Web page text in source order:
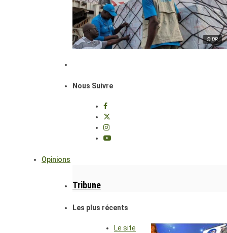
© DR
Nous Suivre
Opinions
Tribune
Les plus récents
Le site